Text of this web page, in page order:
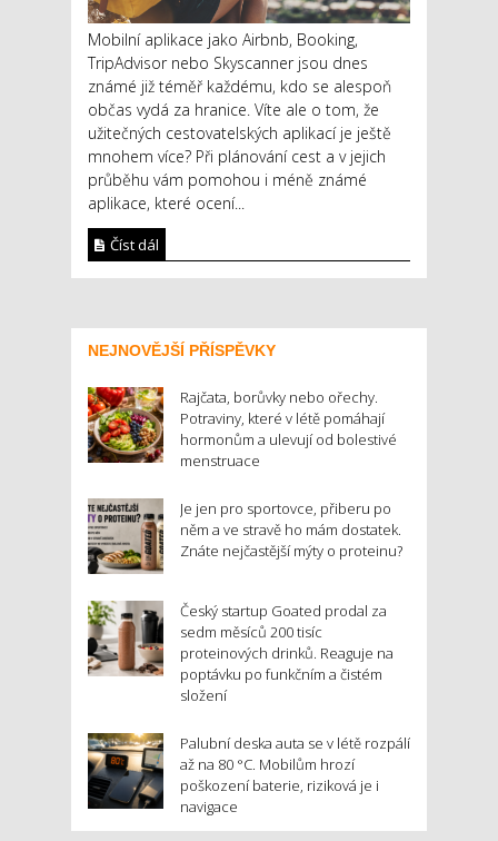
Mobilní aplikace jako Airbnb, Booking,
TripAdvisor nebo Skyscanner jsou dnes
známé již téměř každému, kdo se alespoň
občas vydá za hranice. Víte ale o tom, že
užitečných cestovatelských aplikací je ještě
mnohem více? Při plánování cest a v jejich
průběhu vám pomohou i méně známé
aplikace, které ocení...
Číst dál
NEJNOVĚJŠÍ PŘÍSPĚVKY
Rajčata, borůvky nebo ořechy.
Potraviny, které v létě pomáhají
hormonům a ulevují od bolestivé
menstruace
Je jen pro sportovce, přiberu po
něm a ve stravě ho mám dostatek.
Znáte nejčastější mýty o proteinu?
Český startup Goated prodal za
sedm měsíců 200 tisíc
proteinových drinků. Reaguje na
poptávku po funkčním a čistém
složení
Palubní deska auta se v létě rozpálí
až na 80 °C. Mobilům hrozí
poškození baterie, riziková je i
navigace